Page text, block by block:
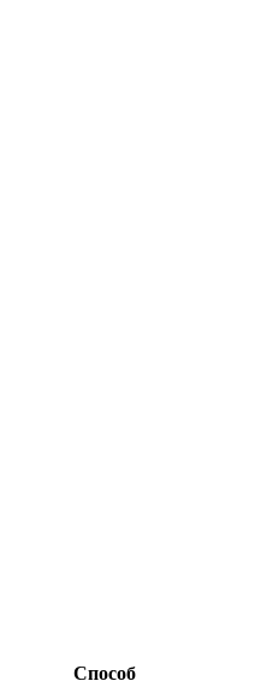
Способ